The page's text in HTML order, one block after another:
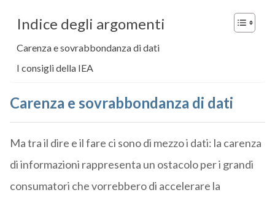
Indice degli argomenti
Carenza e sovrabbondanza di dati
I consigli della IEA
Carenza e sovrabbondanza di dati
Ma tra il dire e il fare ci sono di mezzo i dati: la carenza
di informazioni rappresenta un ostacolo per i grandi
consumatori che vorrebbero di accelerare la